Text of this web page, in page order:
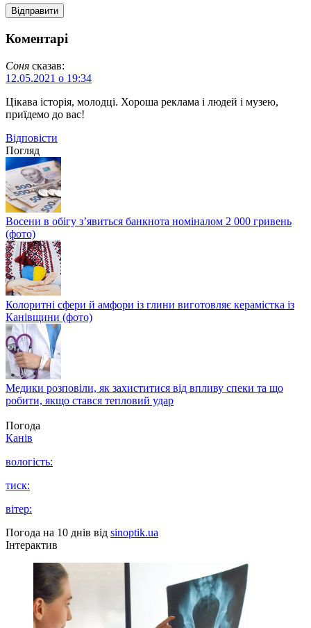
Коментарі
Соня сказав:
12.05.2021 о 19:34
Цікава історія, молодці. Хороша реклама і людей і музею,
приїдемо до вас!
Відповіcти
Погляд
Восени в обігу з’явиться банкнота номіналом 2 000 гривень
(фото)
Колоритні сфери й амфори із глини виготовляє керамістка із
Канівщини (фото)
Медики розповіли, як захиститися від впливу спеки та що
робити, якщо стався тепловий удар
Погода
Канів
вологість:
тиск:
вітер:
Погода на 10 днів від sinoptik.ua
Інтерактив